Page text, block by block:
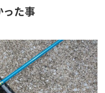
った事